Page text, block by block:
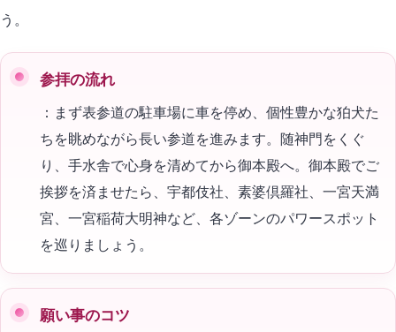
う。
参拝の流れ
：まず表参道の駐車場に車を停め、個性豊かな狛犬た
ちを眺めながら長い参道を進みます。随神門をくぐ
り、手水舎で心身を清めてから御本殿へ。御本殿でご
挨拶を済ませたら、宇都伎社、素婆倶羅社、一宮天満
宮、一宮稲荷大明神など、各ゾーンのパワースポット
を巡りましょう。
願い事のコツ